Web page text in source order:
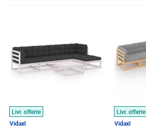
Livr. offerte
Vidaxl
Livr. offerte
Vidaxl